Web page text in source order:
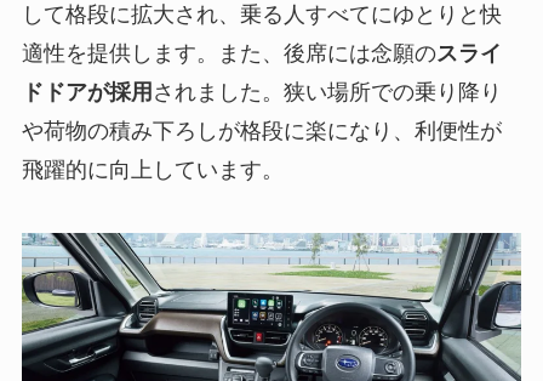
して格段に拡大され、乗る人すべてにゆとりと快
適性を提供します。また、後席には念願のスライ
ドドアが採用 されました。狭い場所での乗り降り
や荷物の積み下ろしが格段に楽になり、利便性が
飛躍的に向上しています。